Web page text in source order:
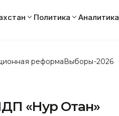
Политика Аналитика
реформаВыборы-2026
«Нур Отан»